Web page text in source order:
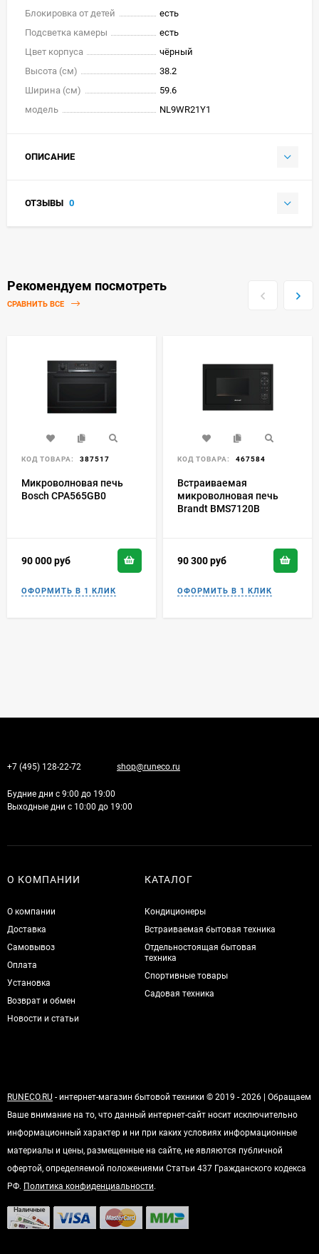
Блокировка от детей
есть
Подсветка камеры
есть
Цвет корпуса
чёрный
Высота (см)
38.2
Ширина (см)
59.6
модель
NL9WR21Y1
ОПИСАНИЕ
ОТЗЫВЫ 0
Рекомендуем посмотреть
СРАВНИТЬ ВСЕ
КОД ТОВАРА: 387517
Микроволновая печь
Bosch CPA565GB0
90 000руб
КОД ТОВАРА: 467584
Встраиваемая
микроволновая печь
Brandt BMS7120B
90 300руб
+7 (495) 128-22-72 shop@runeco.ru
Будние дни с 9:00 до 19:00
Выходные дни с 10:00 до 19:00
О КОМПАНИИ
О компании
Доставка
Самовывоз
Оплата
Установка
Возврат и обмен
Новости и статьи
КАТАЛОГ
Кондиционеры
Встраиваемая бытовая техника
Отдельностоящая бытовая
техника
Спортивные товары
Садовая техника
RUNECO.RU - интернет-магазин бытовой техники © 2019 - 2026 | Обращаем
Ваше внимание на то, что данный интернет-сайт носит исключительно
информационный характер и ни при каких условиях информационные
материалы и цены, размещенные на сайте, не являются публичной
офертой, определяемой положениями Статьи 437 Гражданского кодекса
РФ. Политика конфиденциальности.